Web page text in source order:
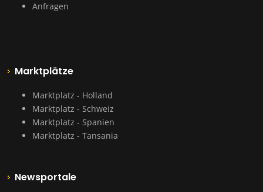
Anfragen
Marktplätze
Marktplatz - Holland
Marktplatz - Schweiz
Marktplatz - Spanien
Marktplatz - Tansania
Newsportale